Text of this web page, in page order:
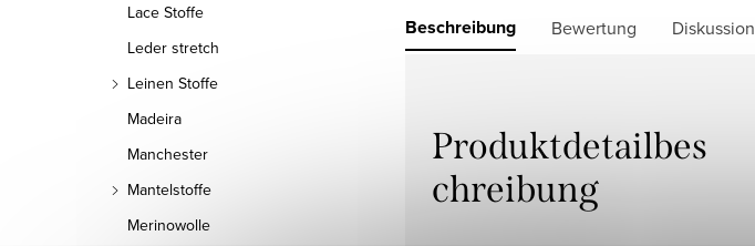
Lace Stoffe
Leder stretch
Leinen Stoffe
Madeira
Manchester
Mantelstoffe
Merinowolle
Beschreibung Bewertung Diskussion
Produktdetailbes
chreibung